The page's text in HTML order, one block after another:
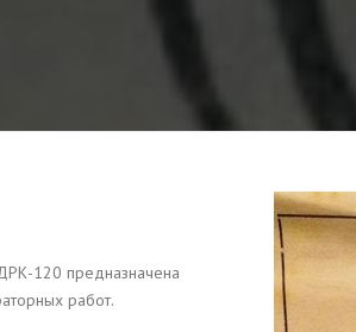
120 предназначена
работ.